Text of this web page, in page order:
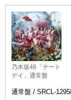
乃木坂46「チート
デイ」通常盤
通常盤 / SRCL-